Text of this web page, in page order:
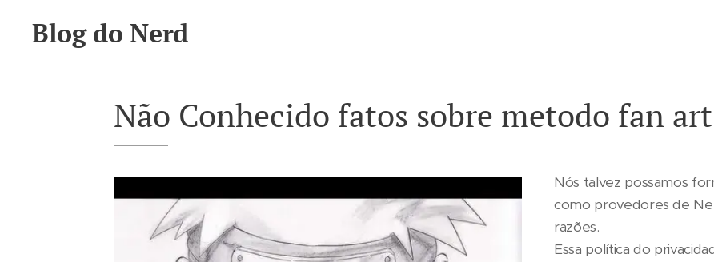
Blog do Nerd
Não Conhecido fatos sobre metodo fan art
Nós talvez possamos
como provedores de
razões.
Essa política do